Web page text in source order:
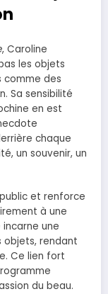
, Caroline
les objets
comme des
Sa sensibilité
en est
chaque
un souvenir, un
et renforce
à une
une
objets, rendant
Ce lien fort
du beau.